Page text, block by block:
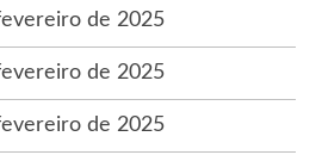
de 2025
de 2025
de 2025